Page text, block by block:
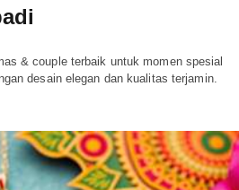
& couple terbaik untuk momen spesial
desain elegan dan kualitas terjamin.